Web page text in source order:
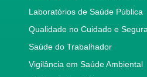
Laboratórios de Saúde Pública
Qualidade no Cuidado e
Saúde do Trabalhador
Vigilância em Saúde Ambiental